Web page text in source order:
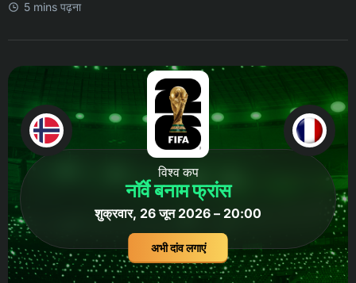
5 mins पढ़ना
विश्व कप
नॉर्वे बनाम फ्रांस
शुक्रवार, 26 जून 2026 – 20:00
अभी दांव लगाएं